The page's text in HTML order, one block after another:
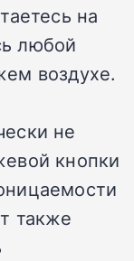
на
любой
воздухе.
не
кнопки
также